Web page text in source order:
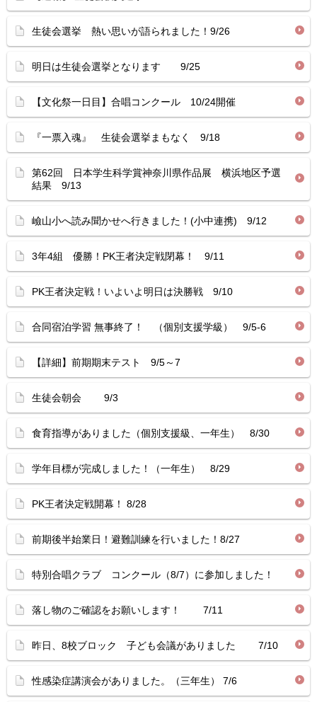
生徒会選挙 熱い思いが語られました！9/26
明日は生徒会選挙となります 9/25
【文化祭一日目】合唱コンクール 10/24開催
『一票入魂』 生徒会選挙まもなく 9/18
第62回 日本学生科学賞神奈川県作品展 横浜地区予選
結果 9/13
嶮山小へ読み聞かせへ行きました！(小中連携) 9/12
3年4組 優勝！PK王者決定戦閉幕！ 9/11
PK王者決定戦！いよいよ明日は決勝戦 9/10
合同宿泊学習 無事終了！ （個別支援学級） 9/5-6
【詳細】前期期末テスト 9/5～7
生徒会朝会 9/3
食育指導がありました（個別支援級、一年生） 8/30
学年目標が完成しました！（一年生） 8/29
PK王者決定戦開幕！ 8/28
前期後半始業日！避難訓練を行いました！8/27
特別合唱クラブ コンクール（8/7）に参加しました！
落し物のご確認をお願いします！ 7/11
昨日、8校ブロック 子ども会議がありました 7/10
性感染症講演会がありました。（三年生） 7/6